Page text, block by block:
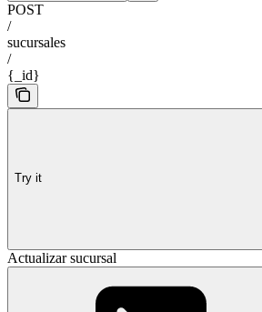
POST
/
sucursales
/
{_id}
Try it
Actualizar sucursal